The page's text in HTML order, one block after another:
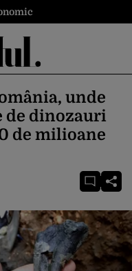
unde
de dinozauri
de milioane